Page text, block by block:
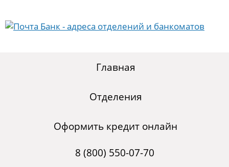
Главная
Отделения
Оформить кредит онлайн
8 (800) 550-07-70